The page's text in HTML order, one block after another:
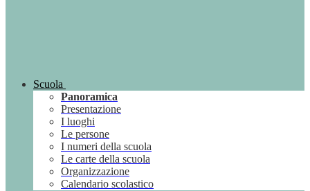
Scuola
Panoramica
Presentazione
I luoghi
Le persone
I numeri della scuola
Le carte della scuola
Organizzazione
Calendario scolastico